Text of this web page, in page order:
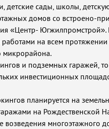
детские сады, школы,
домов со встроено-
«Центр- Югжилпромстрой».
на всем
микрорайона.
и подземных гаражей,
инвестиционных
планируется на
на Рождественской
многоэтажного